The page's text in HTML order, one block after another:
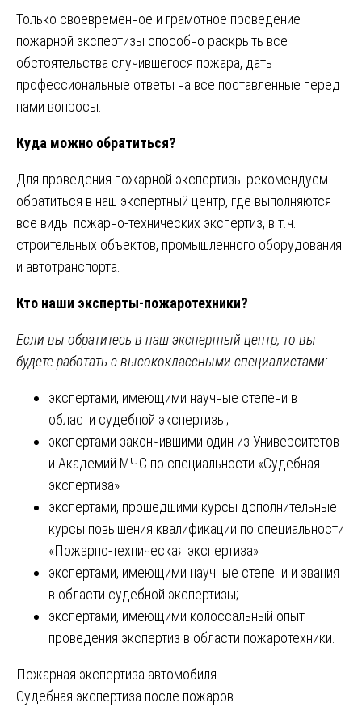
Только своевременное и грамотное проведение
пожарной экспертизы способно раскрыть все
обстоятельства случившегося пожара, дать
профессиональные ответы на все поставленные перед
нами вопросы.
Куда можно обратиться?
Для проведения пожарной экспертизы рекомендуем
обратиться в наш экспертный центр, где выполняются
все виды пожарно-технических экспертиз, в т.ч.
строительных объектов, промышленного оборудования
и автотранспорта.
Кто наши эксперты-пожаротехники?
Если вы обратитесь в наш экспертный центр, то вы
будете работать с высококлассными специалистами:
экспертами, имеющими научные степени в
области судебной экспертизы;
экспертами закончившими один из Университетов
и Академий МЧС по специальности «Судебная
экспертиза»
экспертами, прошедшими курсы дополнительные
курсы повышения квалификации по специальности
«Пожарно-техническая экспертиза»
экспертами, имеющими научные степени и звания
в области судебной экспертизы;
экспертами, имеющими колоссальный опыт
проведения экспертиз в области пожаротехники.
Навигация
Пожарная экспертиза автомобиля
Судебная экспертиза после пожаров